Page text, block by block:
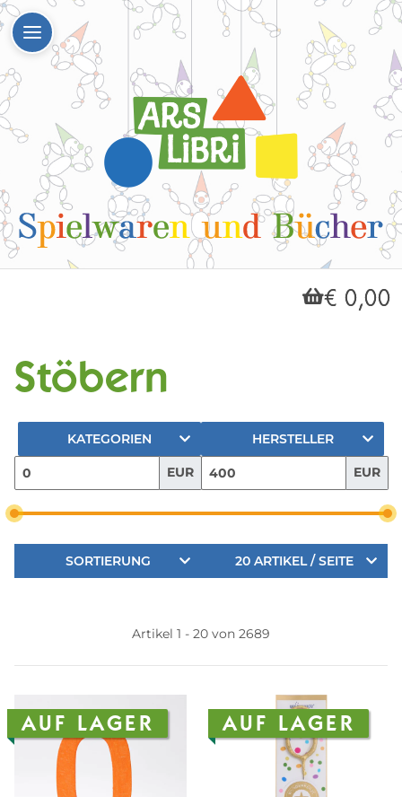
€ 0,00
Stöbern
KATEGORIEN HERSTELLER
EUR EUR
SORTIERUNG 20 ARTIKEL / SEITE
Artikel 1 - 20 von 2689
AUF LAGER AUF LAGER